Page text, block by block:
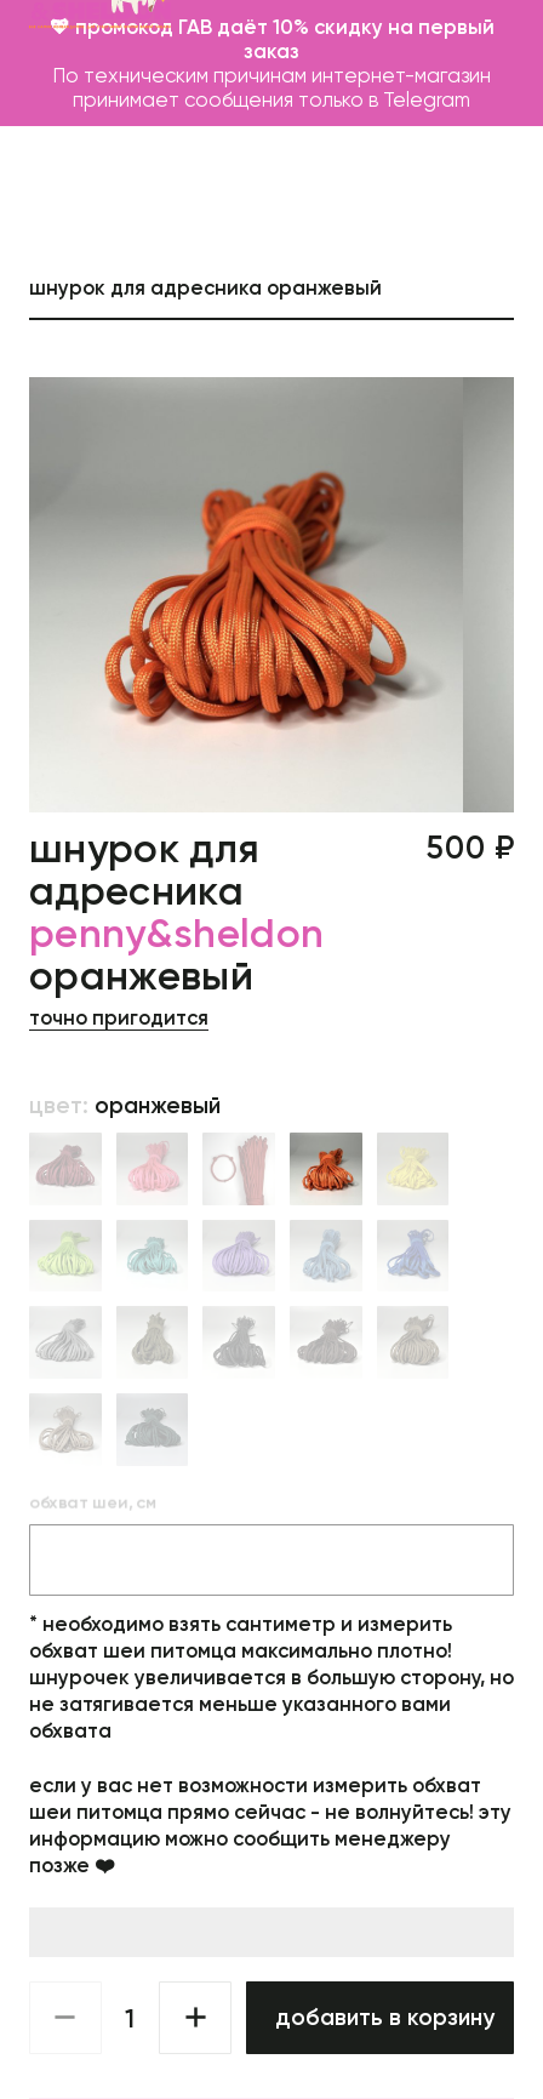
💖 промокод ГАВ даёт 10% скидку на первый
заказ
По техническим причинам интернет-магазин
принимает сообщения только в Telegram
шнурок для адресника оранжевый
шнурок для
адресника
penny&sheldon
оранжевый
точно пригодится
500 ₽
цвет: оранжевый
обхват шеи, см
* необходимо взять сантиметр и измерить
обхват шеи питомца максимально плотно!
шнурочек увеличивается в большую сторону, но
не затягивается меньше указанного вами
обхвата
если у вас нет возможности измерить обхват
шеи питомца прямо сейчас - не волнуйтесь! эту
информацию можно сообщить менеджеру
позже ❤️
добавить в корзину
Бренды